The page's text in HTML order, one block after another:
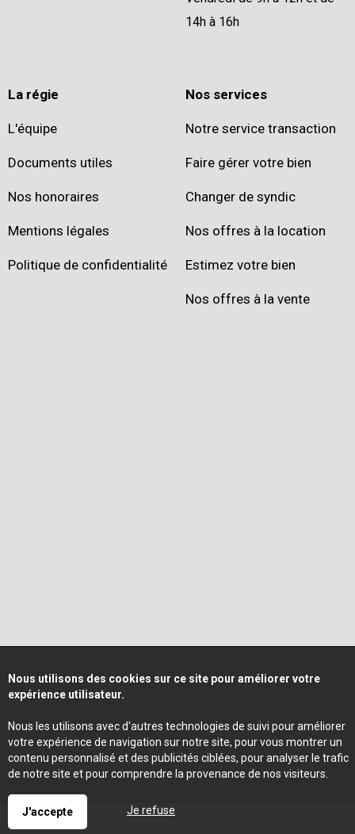
14h à 16h
La régie
L'équipe
Documents utiles
Nos honoraires
Mentions légales
Politique de confidentialité
Nos services
Notre service transaction
Faire gérer votre bien
Changer de syndic
Nos offres à la location
Estimez votre bien
Nos offres à la vente
Nous utilisons des cookies sur ce site pour améliorer votre
expérience utilisateur.
Nous les utilisons avec d'autres technologies de suivi pour améliorer
votre expérience de navigation sur notre site, pour vous montrer un
contenu personnalisé et des publicités ciblées, pour analyser le trafic
de notre site et pour comprendre la provenance de nos visiteurs.
J'accepte Je refuse